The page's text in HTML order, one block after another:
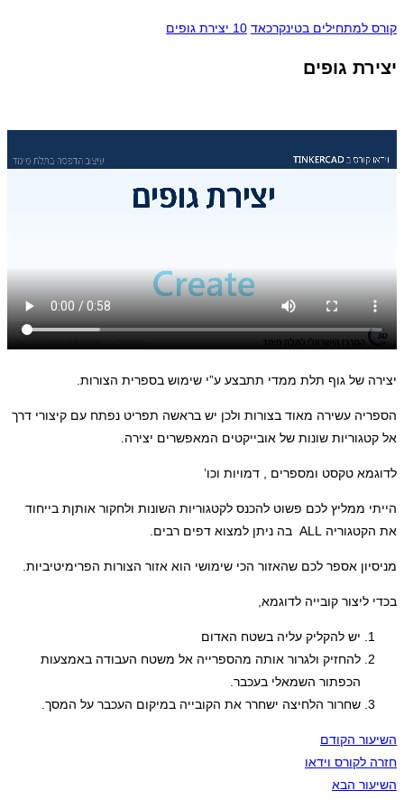
קורס למתחילים בטינקרכאד 10 יצירת גופים
יצירת גופים
יצירה של גוף תלת ממדי תתבצע ע”י שימוש בספרית הצורות.
הספריה עשירה מאוד בצורות ולכן יש בראשה תפריט נפתח עם קיצורי דרך
אל קטגוריות שונות של אובייקטים המאפשרים יצירה.
לדוגמא טקסט ומספרים , דמויות וכו’
הייתי ממליץ לכם פשוט להכנס לקטגוריות השונות ולחקור אותןת בייחוד
את הקטגוריה ALL בה ניתן למצוא דפים רבים.
מניסיון אספר לכם שהאזור הכי שימושי הוא אזור הצורות הפרימיטיביות.
בכדי ליצור קובייה לדוגמא,
יש להקליק עליה בשטח האדום
להחזיק ולגרור אותה מהספרייה אל משטח העבודה באמצעות
הכפתור השמאלי בעכבר.
שחרור הלחיצה ישחרר את הקובייה במיקום העכבר על המסך.
השיעור הקודם
חזרה לקורס וידאו
השיעור הבא